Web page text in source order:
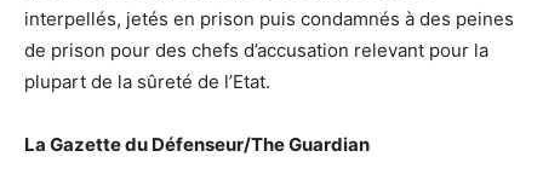
interpellés, jetés en prison puis condamnés à des peines
de prison pour des chefs d’accusation relevant pour la
plupart de la sûreté de l’Etat.
La Gazette du Défenseur/The Guardian